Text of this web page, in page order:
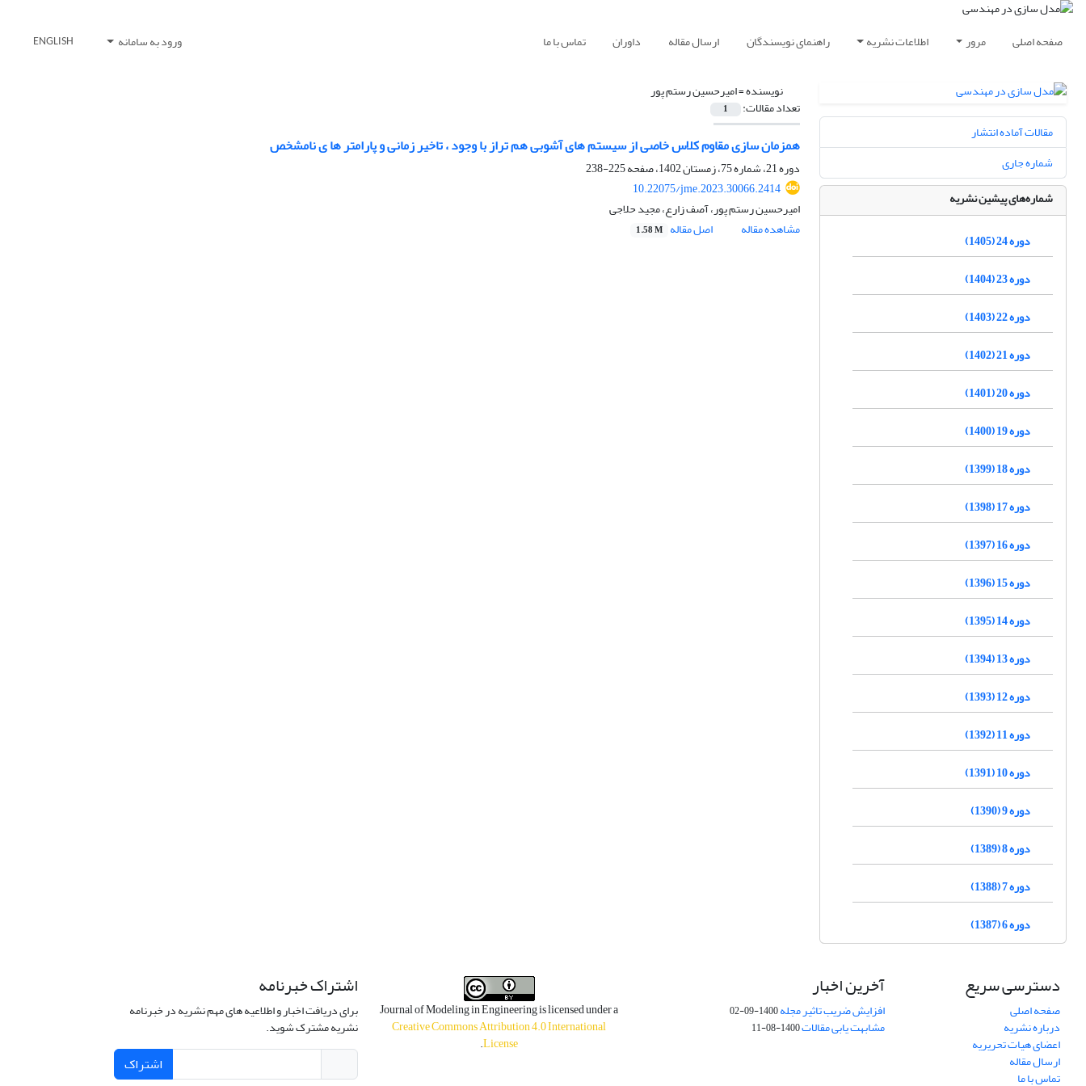
صفحه اصلی مرور اطلاعات نشریه راهنمای نویسندگان ارسال مقاله داوران تماس با ما ورود به سامانه ENGLISH
نویسنده =امیرحسین رستم پور
تعداد مقالات: 1
همزمان سازی مقاوم کلاس خاصی از سیستم های آشوبی هم تراز با وجود ، تاخیر زمانی و پارامتر ها ی نامشخص
دوره 21، شماره 75، زمستان 1402، صفحه
225-238
10.22075/jme.2023.30066.2414
امیرحسین رستم پور، آصف زارع، مجید حلاجی
مشاهده مقاله
اصل مقاله 1.58 M
مقالات آماده انتشار
شماره جاری
شماره‌های پیشین نشریه
دوره 24 (1405)
دوره 23 (1404)
دوره 22 (1403)
دوره 21 (1402)
دوره 20 (1401)
دوره 19 (1400)
دوره 18 (1399)
دوره 17 (1398)
دوره 16 (1397)
دوره 15 (1396)
دوره 14 (1395)
دوره 13 (1394)
دوره 12 (1393)
دوره 11 (1392)
دوره 10 (1391)
دوره 9 (1390)
دوره 8 (1389)
دوره 7 (1388)
دوره 6 (1387)
دسترسی سریع
صفحه اصلی
درباره نشریه
اعضای هیات تحریریه
ارسال مقاله
تماس با ما
آخرین اخبار
افزایش ضریب تاثیر مجله1400-09-02
مشابهت یابی مقالات1400-08-11
Journal of Modeling in Engineering is licensed under a
Creative Commons Attribution 4.0 International
License
.
اشتراک خبرنامه
برای دریافت اخبار و اطلاعیه های مهم نشریه در خبرنامه
نشریه مشترک شوید.
اشتراک